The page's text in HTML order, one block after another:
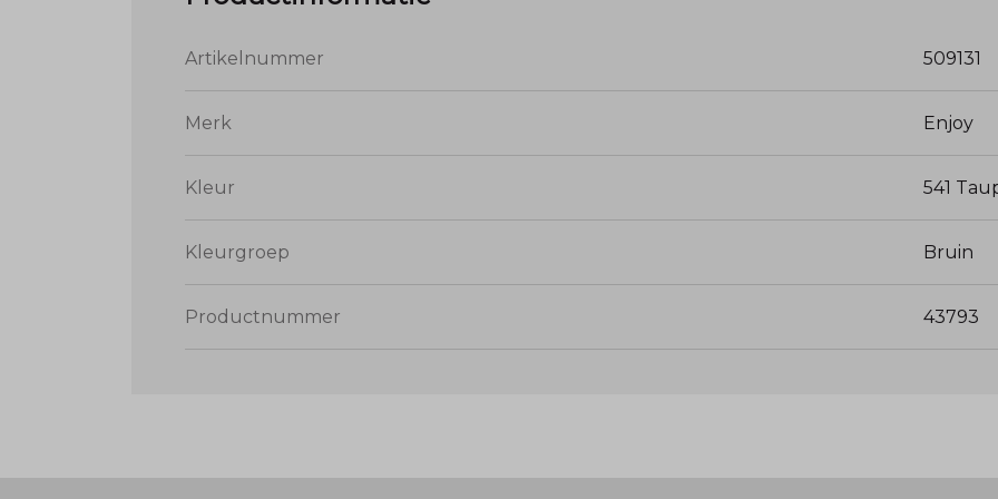
Artikelnummer 509131
Merk Enjoy
Kleur 541
Kleurgroep Bruin
Productnummer 43793